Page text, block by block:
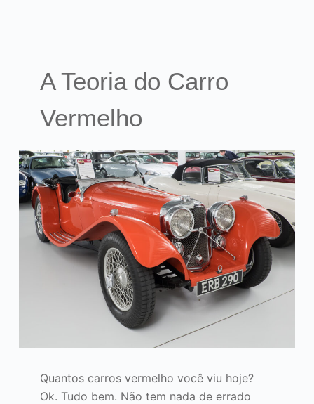
A Teoria do Carro
Vermelho
Quantos carros vermelho você viu hoje?
Ok. Tudo bem. Não tem nada de errado